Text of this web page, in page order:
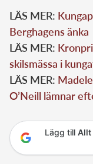
LÄS MER:
Berghagens änka
LÄS MER:
skilsmässa i
LÄS MER:
O’Neill lämnar
Lägg till Allt